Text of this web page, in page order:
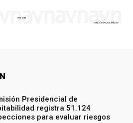
Presidencial de
registra 51.124
para evaluar riesgos